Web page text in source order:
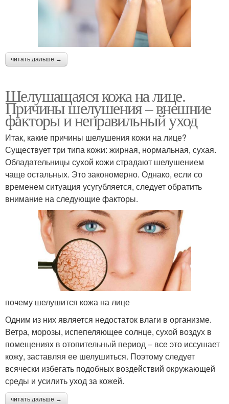
читать дальше →
Шелушащаяся кожа на лице.
Причины шелушения – внешние
факторы и неправильный уход
Итак, какие причины шелушения кожи на лице?
Существует три типа кожи: жирная, нормальная, сухая.
Обладательницы сухой кожи страдают шелушением
чаще остальных. Это закономерно. Однако, если со
временем ситуация усугубляется, следует обратить
внимание на следующие факторы.
почему шелушится кожа на лице
Одним из них является недостаток влаги в организме.
Ветра, морозы, испепеляющее солнце, сухой воздух в
помещениях в отопительный период – все это иссушает
кожу, заставляя ее шелушиться. Поэтому следует
всячески избегать подобных воздействий окружающей
среды и усилить уход за кожей.
читать дальше →